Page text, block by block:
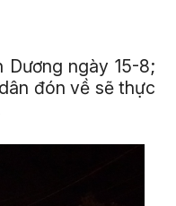
Dương ngày 15-8;
đón về sẽ thực